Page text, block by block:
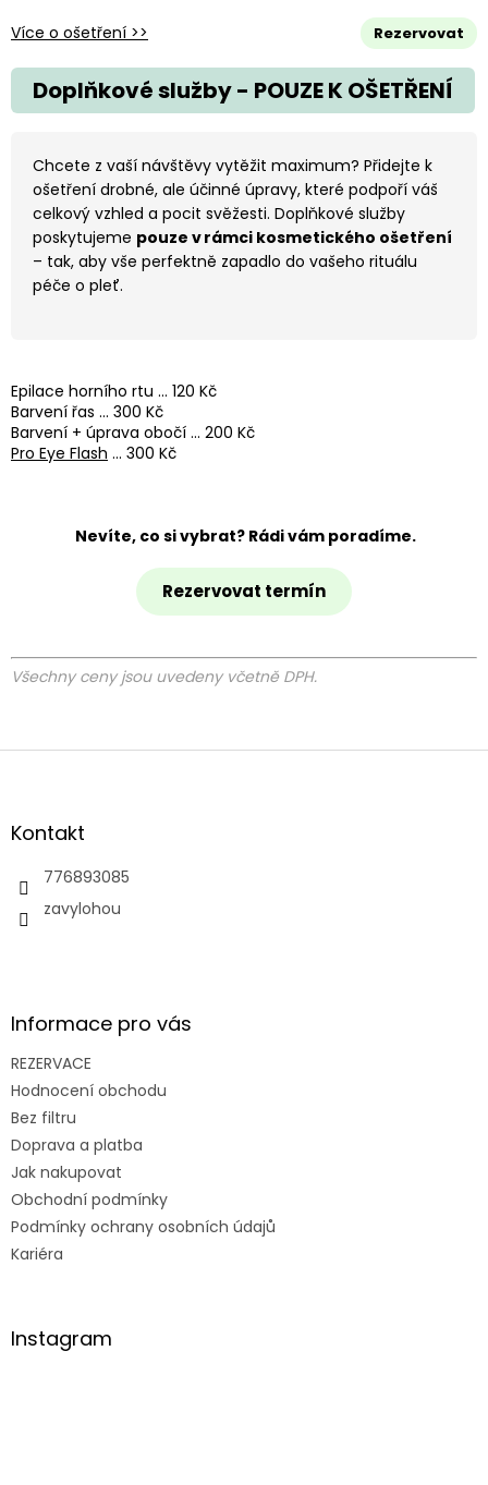
Více o ošetření >> Rezervovat
Doplňkové služby - POUZE K OŠETŘENÍ
Chcete z vaší návštěvy vytěžit maximum? Přidejte k
ošetření drobné, ale účinné úpravy, které podpoří váš
celkový vzhled a pocit svěžesti. Doplňkové služby
poskytujeme pouze v rámci kosmetického ošetření
– tak, aby vše perfektně zapadlo do vašeho rituálu
péče o pleť.
Epilace horního rtu ... 120 Kč
Barvení řas ... 300 Kč
Barvení + úprava obočí ... 200 Kč
Pro Eye Flash ... 300 Kč
Nevíte, co si vybrat? Rádi vám poradíme.
Rezervovat termín
Všechny ceny jsou uvedeny včetně DPH.
Z
aKontakt
776893085
zavylohou
Informace pro vás
REZERVACE
Hodnocení obchodu
Bez filtru
Doprava a platba
Jak nakupovat
Obchodní podmínky
Podmínky ochrany osobních údajů
Kariéra
Instagram